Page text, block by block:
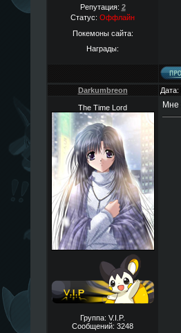
Репутация: 2
Статус: Оффлайн
Покемоны сайта:
Награды:
Darkumbreon
The Time Lord
Группа: V.I.P.
Сообщений: 3248
Мне